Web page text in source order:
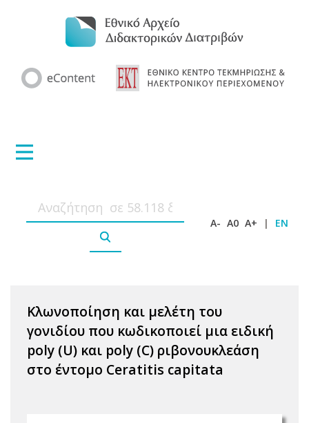
A- A0 A+ | EN
Κλωνοποίηση και μελέτη του
γονιδίου που κωδικοποιεί μια ειδική
poly (U) και poly (C) ριβονουκλεάση
στο έντομο Ceratitis capitata